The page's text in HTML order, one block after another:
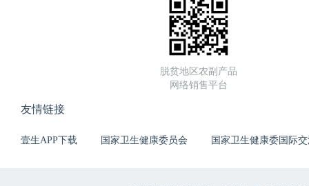
脱贫地区农副产品
网络销售平台
友情链接
壹生APP下载 国家卫生健康委员会 国家卫生健康委国际